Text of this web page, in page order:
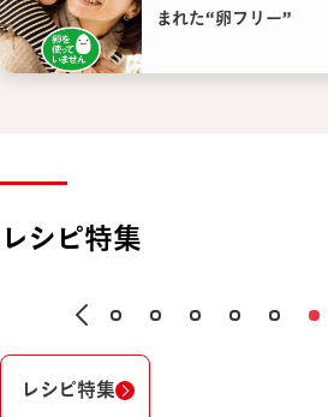
まれた“卵フリー”
レシピ特集
レシピ特集